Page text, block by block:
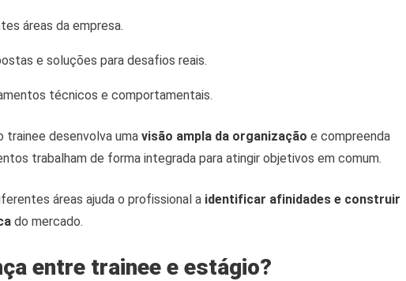
áreas da empresa.
e soluções para desafios reais.
técnicos e comportamentais.
trainee desenvolva uma visão ampla da organização e compreenda
trabalham de forma integrada para atingir objetivos em comum.
áreas ajuda o profissional a identificar afinidades e construir
do mercado.
entre trainee e estágio?